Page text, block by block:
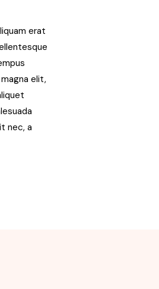
erat
elit,
nec, a